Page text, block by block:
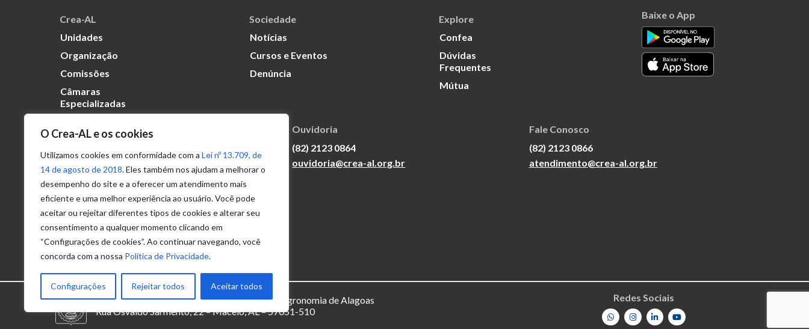
O Crea-AL e os cookies
Utilizamos cookies em conformidade com a Lei nº 13.709, de
14 de agosto de 2018. Eles também nos ajudam a melhorar o
desempenho do site e a oferecer um atendimento mais
eficiente e uma melhor experiência ao usuário. Você pode
aceitar ou rejeitar diferentes tipos de cookies e alterar seu
consentimento a qualquer momento clicando em
“Configurações de cookies”. Ao continuar navegando, você
concorda com a nossa Política de Privacidade.
Configurações Rejeitar todos Aceitar todos
Crea-AL
Unidades
Organização
Comissões
Câmaras
Especializadas
Sociedade
Notícias
Cursos e Eventos
Denúncia
Explore
Confea
Dúvidas
Frequentes
Mútua
Baixe o App
Transparência
Portal
Acesso à
Informação
Política de
Privacidade de
Dados
Ouvidoria
(82) 2123 0864
ouvidoria@crea-al.org.br
Fale Conosco
(82) 2123 0866
atendimento@crea-al.org.br
© 2025 – Conselho Regional de Engenharia e Agronomia de Alagoas
Rua Osvaldo Sarmento, 22 – Maceió, AL – 57051-510
Redes Sociais